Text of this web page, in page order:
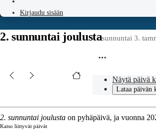
Kirjaudu sisään
2. sunnuntai joulustasunnuntai 3.
Näytä päivä
Lataa päivän
2. sunnuntai joulusta on pyhäpäivä, ja vuonna
Katso liittyvät päivät